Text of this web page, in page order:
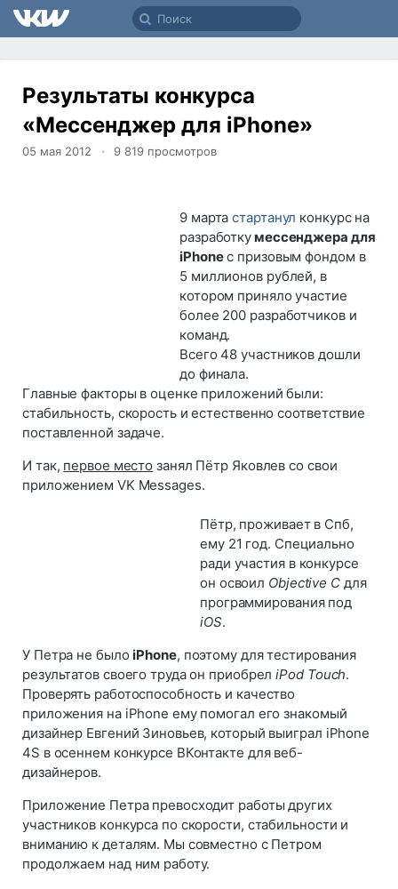
Результаты конкурса
«Мессенджер для iPhone»
05 мая 2012 9 819 просмотров
9 мартастартанул конкурс на
разработку мессенджера для
iPhoneс призовым фондом в
5 миллионов рублей, в
котором приняло участие
более 200 разработчиков и
команд.
Всего 48 участников дошли
до финала.
Главные факторы в оценке приложений были:
стабильность, скорость и естественно соответствие
поставленной задаче.
И так, первое место занял Пётр Яковлев со свои
приложением VK Messages.
Пётр, проживает в Спб,
ему 21 год. Специально
ради участия в конкурсе
он освоил Objective Cдля
программирования под
iOS.
У Петра не было iPhone, поэтому для тестирования
результатов своего труда он приобрелiPod Touch.
Проверять работоспособность и качество
приложения на iPhone ему помогал его знакомый
дизайнер Евгений Зиновьев, который выиграл iPhone
4S в осеннем конкурсе ВКонтакте для веб-
дизайнеров.
Приложение Петра превосходит работы других
участников конкурса по скорости, стабильности и
вниманию к деталям. Мы совместно с Петром
продолжаем над ним работу.